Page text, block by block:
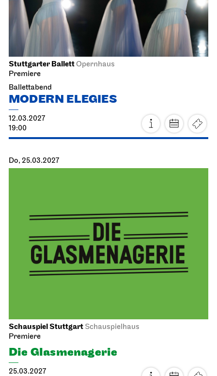
Stuttgarter BallettOpernhaus
Premiere
Ballettabend
MODERN ELEGIES
12.03.2027
19:00
Do, 25.03.2027
Schauspiel Stuttgart Schauspielhaus
Premiere
Die Glas­menagerie
25.03.2027